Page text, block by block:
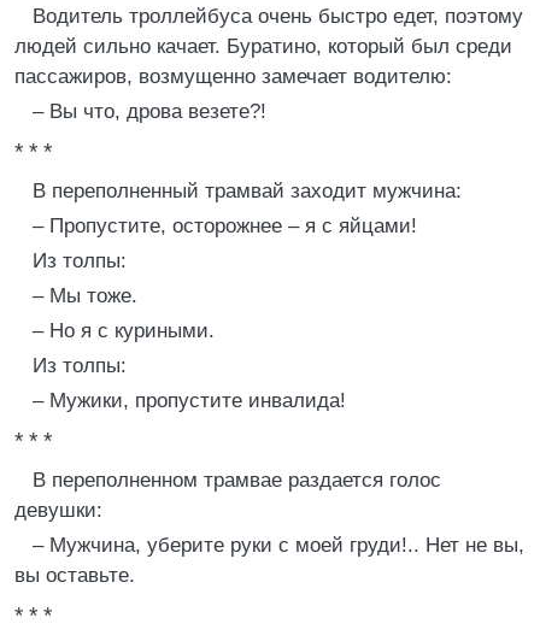
Водитель троллейбуса очень быстро едет, поэтому
людей сильно качает. Буратино, который был среди
пассажиров, возмущенно замечает водителю:
– Вы что, дрова везете?!
* * *
В переполненный трамвай заходит мужчина:
– Пропустите, осторожнее – я с яйцами!
Из толпы:
– Мы тоже.
– Но я с куриными.
Из толпы:
– Мужики, пропустите инвалида!
* * *
В переполненном трамвае раздается голос
девушки:
– Мужчина, уберите руки с моей груди!.. Нет не вы,
вы оставьте.
* * *